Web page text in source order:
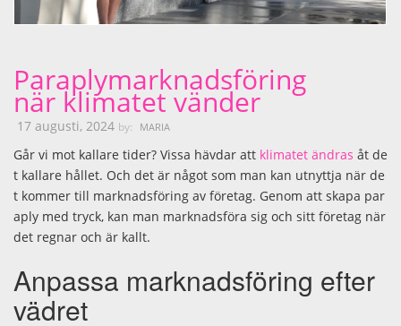
Paraplymarknadsföring
när klimatet vänder
17 augusti, 2024 by: MARIA
Går vi mot kallare tider? Vissa hävdar att klimatet ändras åt de
t kallare hållet. Och det är något som man kan utnyttja när de
t kommer till marknadsföring av företag. Genom att skapa par
aply med tryck, kan man marknadsföra sig och sitt företag när
det regnar och är kallt.
Anpassa marknadsföring efter
vädret